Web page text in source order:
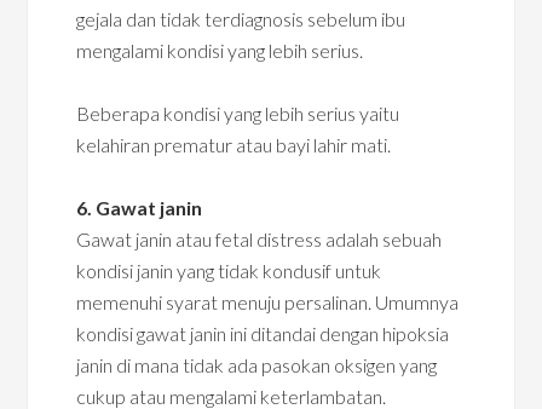
gejala dan tidak terdiagnosis sebelum ibu
mengalami kondisi yang lebih serius.
Beberapa kondisi yang lebih serius yaitu
kelahiran prematur atau bayi lahir mati.
6. Gawat janin
Gawat janin atau fetal distress adalah sebuah
kondisi janin yang tidak kondusif untuk
memenuhi syarat menuju persalinan. Umumnya
kondisi gawat janin ini ditandai dengan hipoksia
janin di mana tidak ada pasokan oksigen yang
cukup atau mengalami keterlambatan.